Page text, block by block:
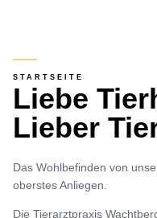
STARTSEITE
Liebe
Lieber
Das Wohlbefinden von
oberstes Anliegen.
Die Tierarztpraxis